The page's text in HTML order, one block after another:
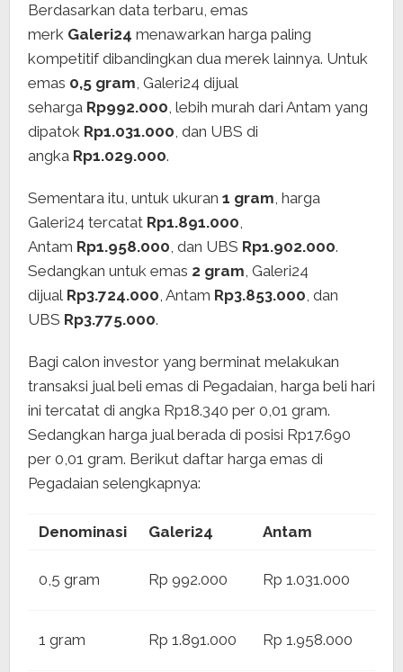
Berdasarkan data terbaru, emas
merk Galeri24 menawarkan harga paling
kompetitif dibandingkan dua merek lainnya. Untuk
emas 0,5 gram, Galeri24 dijual
seharga Rp992.000, lebih murah dari Antam yang
dipatok Rp1.031.000, dan UBS di
angka Rp1.029.000.
Sementara itu, untuk ukuran 1 gram, harga
Galeri24 tercatat Rp1.891.000,
Antam Rp1.958.000, dan UBS Rp1.902.000.
Sedangkan untuk emas 2 gram, Galeri24
dijual Rp3.724.000, Antam Rp3.853.000, dan
UBS Rp3.775.000.
Bagi calon investor yang berminat melakukan
transaksi jual beli emas di Pegadaian, harga beli hari
ini tercatat di angka Rp18.340 per 0,01 gram.
Sedangkan harga jual berada di posisi Rp17.690
per 0,01 gram. Berikut daftar harga emas di
Pegadaian selengkapnya:
Denominasi Galeri24 Antam
0,5 gram Rp 992.000 Rp 1.031.000
1 gram Rp 1.891.000 Rp 1.958.000